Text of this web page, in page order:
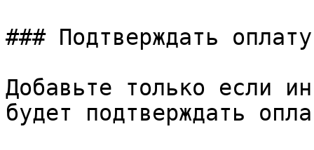
### Подтверждать оплату
Добавьте только если
будет подтверждать